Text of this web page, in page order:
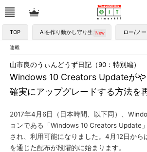
TOP AIを作り動かし守り生かす ロー/ノ
連載
Windows 10 Creators Updateが
確実にアップグレードする方法を
山市良のうぃんどうず日記（90：特別編）
2017年4月6日（日本時間、以下同）、
ョンである「Windows 10 Creators Update
され、利用可能になりました。4月12日か
を通じた配布が段階的に始まります。